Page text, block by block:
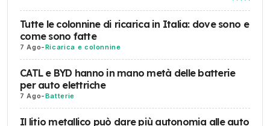
Tutte le colonnine di ricarica in Italia: dove sono e
come sono fatte
7 Ago-Ricarica e colonnine
CATL e BYD hanno in mano metà delle batterie
per auto elettriche
7 Ago-Batterie
Il litio metallico può dare più autonomia alle auto